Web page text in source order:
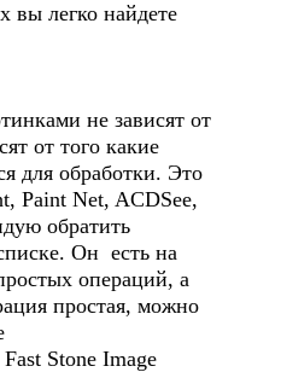
вы легко найдете
не зависят от
от того какие
для обработки. Это
Net, ACDSee,
обратить
Он есть на
операций, а
простая, можно
Stone Image